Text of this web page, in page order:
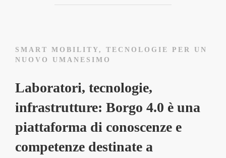
SMART MOBILITY, TECNOLOGIE PER UN
NUOVO UMANESIMO
Laboratori, tecnologie,
infrastrutture: Borgo 4.0 è una
piattaforma di conoscenze e
competenze destinate a